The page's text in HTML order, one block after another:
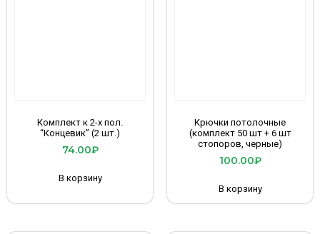
Комплект к 2-х пол.
“Концевик” (2 шт.)
74.00₽
В корзину
Крючки потолочные
(комплект 50 шт + 6 шт
стопоров, черные)
100.00₽
В корзину